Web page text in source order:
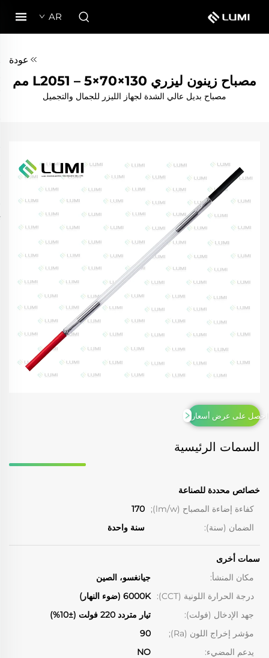
AR
عودة
مصباح زينون ليزري L2051 – 5×70×130 مم
مصباح بديل عالي الشدة لجهاز الليزر للجمال والتجميل
السمات الرئيسية
خصائص محددة للصناعة
كفاءة إضاءة المصباح (lm/w);
170
الضمان (سنة):
سنة واحدة
سمات أخرى
مكان المنشأ:
جيانغسو، الصين
درجة الحرارة اللونية (CCT):
6000K (ضوء النهار)
جهد الإدخال (فولت):
تيار متردد 220 فولت (±10%)
مؤشر إخراج اللون (Ra);
90
يدعم المضيء:
NO
احصل على عرض أسعار